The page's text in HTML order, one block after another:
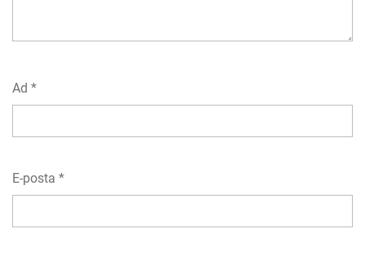
Ad *
E-posta *